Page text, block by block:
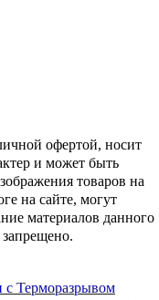
офертой, носит
и может быть
товаров на
на сайте, могут
материалов данного
запрещено.
с Терморазрывом